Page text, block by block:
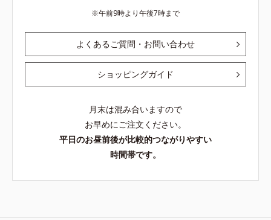
午前9時より午後7時まで
よくあるご質問・お問い合わせ
ショッピングガイド
月末は混み合いますので
お早めにご注文ください。
平日のお昼前後が比較的つながりやすい
時間帯です。